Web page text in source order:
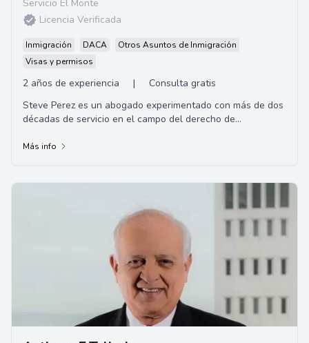
Servicio El Monte
Licencia Verificada
Inmigración DACA
Otros Asuntos de Inmigración
Visas y permisos
2 años de experiencia |
Consulta gratis
Steve Perez es un abogado experimentado con más de dos
décadas de servicio en el campo del derecho de
Más info